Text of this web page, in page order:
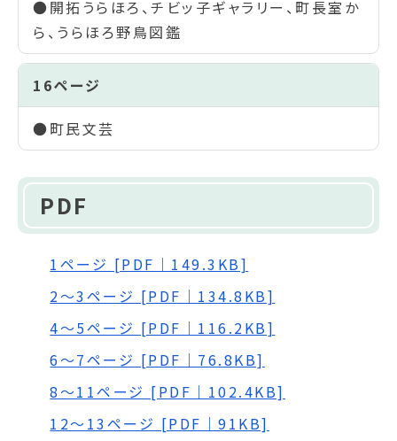
●開拓うらほろ、チビッ子ギャラリー、町長室か
ら、うらほろ野鳥図鑑
16ページ
●町民文芸
PDF
1ページ [PDF｜149.3KB]
2～3ページ [PDF｜134.8KB]
4～5ページ [PDF｜116.2KB]
6～7ページ [PDF｜76.8KB]
8～11ページ [PDF｜102.4KB]
12～13ページ [PDF｜91KB]